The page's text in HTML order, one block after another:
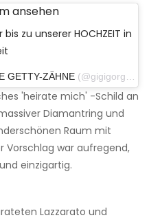
ansehen
zu unserer HOCHZEIT in
GETTY-ZÄHNE (@gigigorgeous) am 9. Juli 2019 um 18:29 Uhr PDT
'heirate mich' -Schild an
Diamantring und
Raum mit
Vorschlag war aufregend,
einzigartig.
Lazzarato und